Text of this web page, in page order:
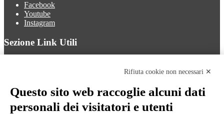
Facebook
Youtube
Instagram
Sezione Link Utili
Ufficio Relazioni con il Pubblico
Dichiarazione di accessibilità
Obiettivi di accessibilità
Rifiuta cookie non necessari ✕
Questo sito web raccoglie alcuni dati
personali dei visitatori e utenti